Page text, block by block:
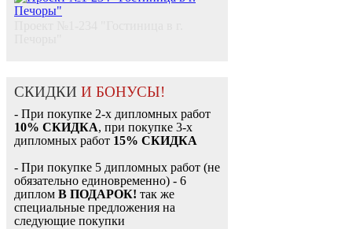
СКИДКИ И БОНУСЫ!
- При покупке 2-х дипломных работ
10% СКИДКА, при покупке 3-х
дипломных работ 15% СКИДКА
- При покупке 5 дипломных работ (не
обязательно единовременно) - 6
диплом В ПОДАРОК! так же
специальные предложения на
следующие покупки